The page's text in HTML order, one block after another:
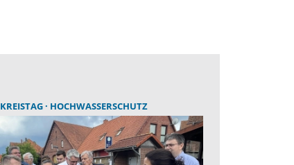
KREISTAG HOCHWASSERSCHUTZ